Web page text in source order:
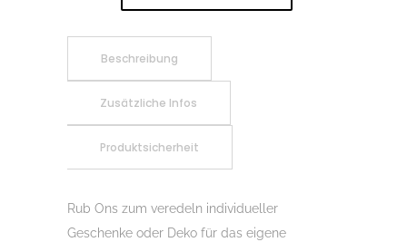
Herbst
01,
A5,
Rubon,
Ons,
Rubbelsticker,
Beschreibung
Zusätzliche Infos
Produktsicherheit
Rub Ons zum veredeln individueller
Geschenke oder Deko für das eigene